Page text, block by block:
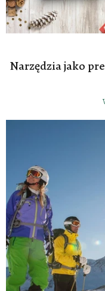
Narzędzia jako